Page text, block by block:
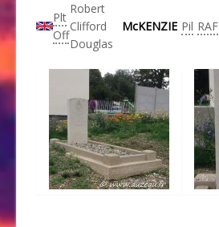
Plt
Off
Robert
Clifford
Douglas
McKENZIE Pil RAF